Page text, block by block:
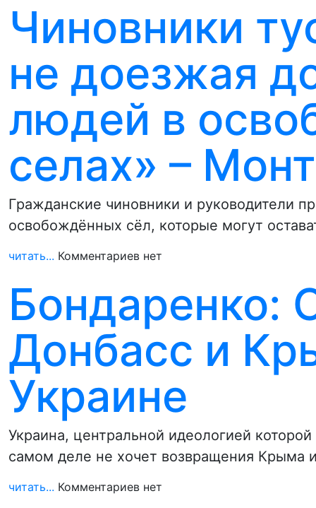
Чиновники
не доезжая
людей в
селах» –
Гражданские чиновники и руководители
освобождённых сёл, которые могут
читать... Комментариев нет
Бондаренко:
Донбасс и
Украине
Украина, центральной идеологией
самом деле не хочет возвращения Крыма
читать... Комментариев нет